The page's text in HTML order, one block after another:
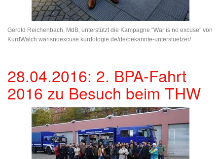
Gerold Reichenbach, MdB, unterstützt die Kampagne "War is no excuse" von
KurdWatch warisnoexcuse.kurdologie.de/de/bekannte-unterstuetzer/
28.04.2016: 2. BPA-Fahrt
2016 zu Besuch beim THW